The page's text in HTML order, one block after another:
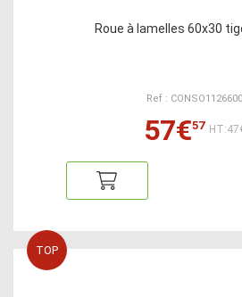
Roue à lamelles 60x30
Ref :
57€57
TOP